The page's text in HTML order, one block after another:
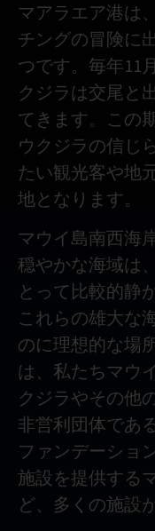
マアラエア港は
チングの冒険に
つです。毎年11
クジラは交尾と
てきます。この
ウクジラの信じ
たい観光客や地
地となります。
マウイ島南西海
穏やかな海域は
とって比較的静
これらの雄大な
のに理想的な場
は、私たちマウ
クジラやその他
非営利団体であ
ファンデーショ
施設を提供する
ど、多くの施設